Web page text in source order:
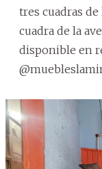
tres cuadras
cuadra de la
disponible en